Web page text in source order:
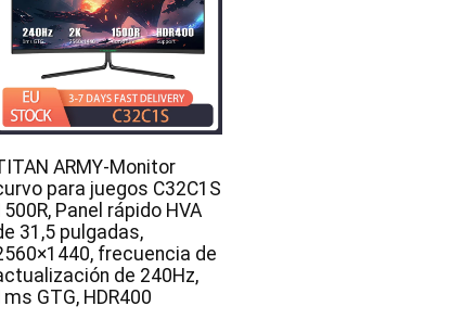
ARMY-Monitor
para juegos C32C1S
Panel rápido HVA
31,5 pulgadas,
frecuencia de
de 240Hz,
GTG, HDR400